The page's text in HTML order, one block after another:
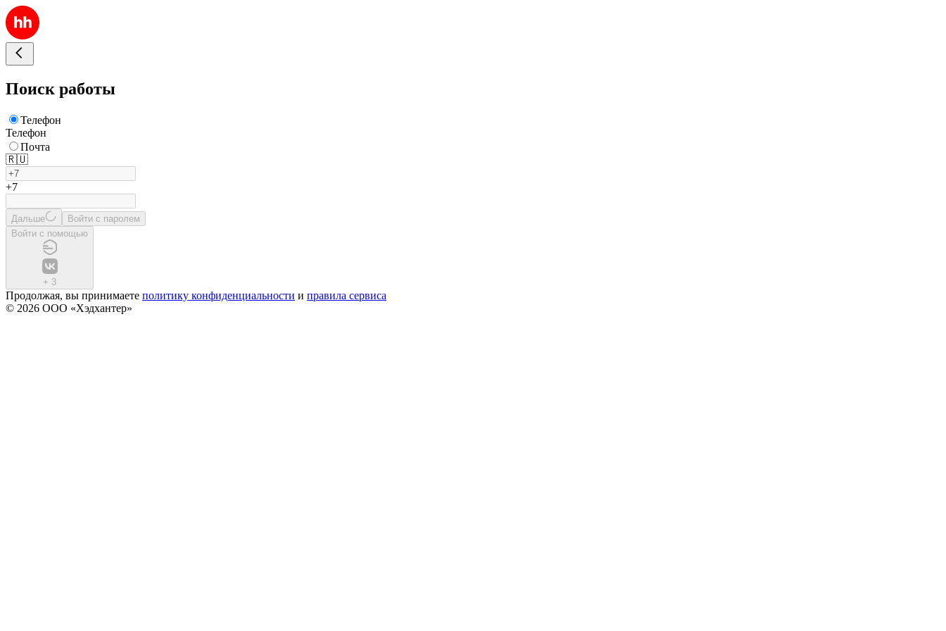
Поиск работы
Телефон
Телефон
Почта
🇷🇺
+7
Дальше
Войти с паролем
Войти с помощью
+ 3
Продолжая, вы принимаете политику конфиденциальности и правила сервиса
© 2026 ООО «Хэдхантер»